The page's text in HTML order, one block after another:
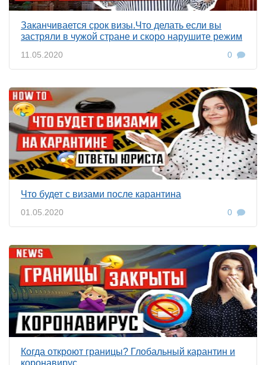
Заканчивается срок визы.Что делать если вы
застряли в чужой стране и скоро нарушите режим
11.05.2020 0
Что будет с визами после карантина
01.05.2020 0
Когда откроют границы? Глобальный карантин и